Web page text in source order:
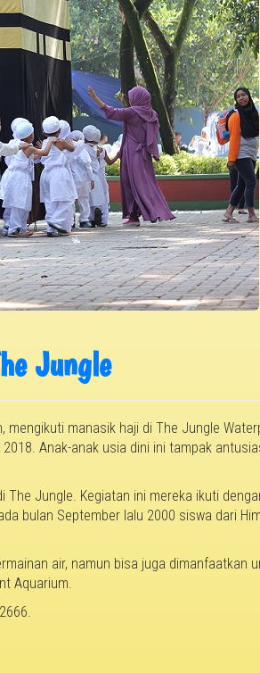
Jungle
mengikuti manasik haji di The Jungle
Anak-anak usia dini ini tampak
Jungle. Kegiatan ini mereka ikuti
bulan September lalu 2000 siswa dari
air, namun bisa juga dimanfaatkan
Aquarium.